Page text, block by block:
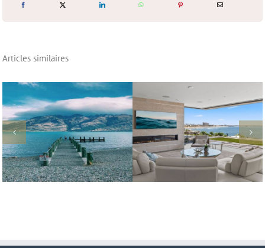
Articles similaires